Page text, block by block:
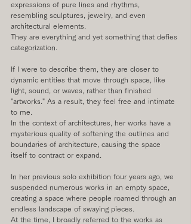
expressions of pure lines and rhythms,
resembling sculptures, jewelry, and even
architectural elements.
They are everything and yet something that defies
categorization.
If I were to describe them, they are closer to
dynamic entities that move through space, like
light, sound, or waves, rather than finished
"artworks." As a result, they feel free and intimate
to me.
In the context of architectures, her works have a
mysterious quality of softening the outlines and
boundaries of architecture, causing the space
itself to contract or expand.
In her previous solo exhibition four years ago, we
suspended numerous works in an empty space,
creating a space where people roamed through an
endless landscape of swaying pieces.
At the time, I broadly referred to the works as